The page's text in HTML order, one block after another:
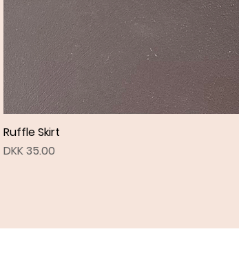
Ruffle Skirt
Price
DKK 35.00